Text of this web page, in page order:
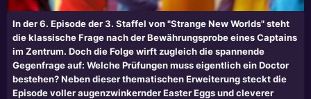
In der 6. Episode der 3. Staffel von "Strange New Worlds" steht
die klassische Frage nach der Bewährungsprobe eines Captains
im Zentrum. Doch die Folge wirft zugleich die spannende
Gegenfrage auf: Welche Prüfungen muss eigentlich ein Doctor
bestehen? Neben dieser thematischen Erweiterung steckt die
Episode voller augenzwinkernder Easter Eggs und cleverer